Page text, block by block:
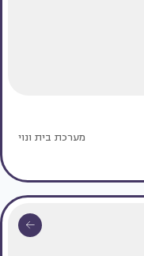
מערכת בית ונוי